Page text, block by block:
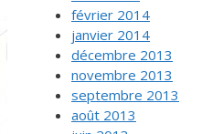
février 2014
janvier 2014
décembre 2013
novembre 2013
septembre 2013
août 2013